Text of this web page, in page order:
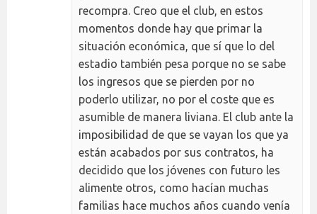
recompra. Creo que el club, en estos
momentos donde hay que primar la
situación económica, que sí que lo del
estadio también pesa porque no se sabe
los ingresos que se pierden por no
poderlo utilizar, no por el coste que es
asumible de manera liviana. El club ante la
imposibilidad de que se vayan los que ya
están acabados por sus contratos, ha
decidido que los jóvenes con futuro les
alimente otros, como hacían muchas
familias hace muchos años cuando venía